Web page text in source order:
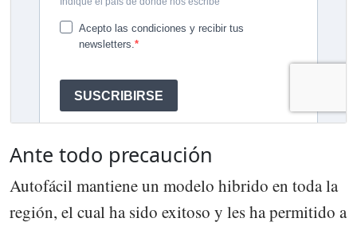
Ante todo precaución
Autofácil mantiene un modelo hibrido en toda la
región, el cual ha sido exitoso y les ha permitido a